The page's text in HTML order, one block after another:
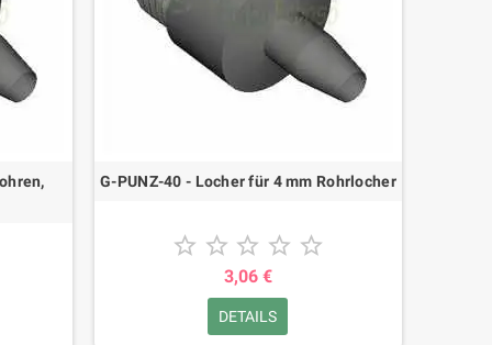
G-PUNZ-40 - Locher für 4 mm Rohrlocher
    
3,06 €
DETAILS